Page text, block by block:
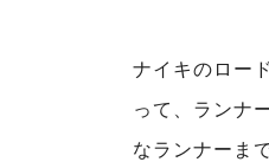
ナイキのロー
って、ランナ
なランナーま